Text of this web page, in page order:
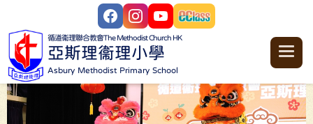
循道衞理聯合教會The Methodist Church HK
亞斯理衞理小學
Asbury Methodist Primary School